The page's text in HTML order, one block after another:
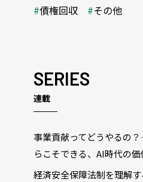
債権回収
その他
SERIES
連載
事業貢献ってどうやるの
らこそできる、AI時代の
経済安全保障法制を理解